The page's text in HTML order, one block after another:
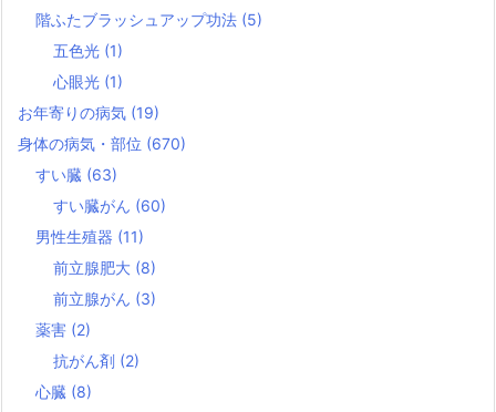
階ふたブラッシュアップ功法 (5)
五色光 (1)
心眼光 (1)
お年寄りの病気 (19)
身体の病気・部位 (670)
すい臓 (63)
すい臓がん (60)
男性生殖器 (11)
前立腺肥大 (8)
前立腺がん (3)
薬害 (2)
抗がん剤 (2)
心臓 (8)